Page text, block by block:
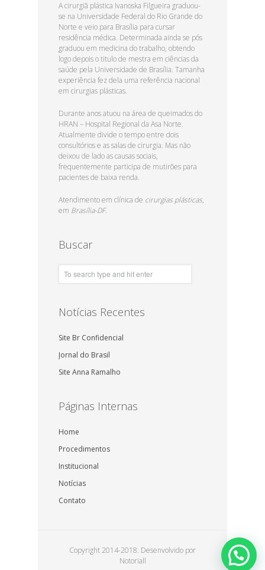
A cirurgiã plástica Ivanoska Filgueira graduou-
se na Universidade Federal do Rio Grande do
Norte e veio para Brasília para cursar
residência médica. Determinada ainda se pós
graduou em medicina do trabalho, obtendo
logo depois o titulo de mestra em ciências da
saúde pela Universidade de Brasília. Tamanha
experiência fez dela uma referência nacional
em cirurgias plásticas.
Durante anos atuou na área de queimados do
HRAN – Hospital Regional da Asa Norte.
Atualmente divide o tempo entre dois
consultórios e as salas de cirurgia. Mas não
deixou de lado as causas sociais,
frequentemente participa de mutirões para
pacientes de baixa renda.
Atendimento em clínica de cirurgias plásticas,
em Brasília-DF.
Buscar
Notícias Recentes
Site Br Confidencial
Jornal do Brasil
Site Anna Ramalho
Páginas Internas
Home
Procedimentos
Institucional
Notícias
Contato
Copyright 2014-2018. Desenvolvido por
Notoriall